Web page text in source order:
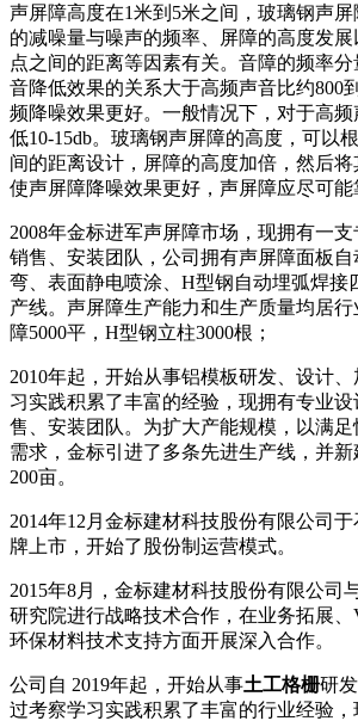
声屏障高度在1米到5米之间，玻璃钢声
的减噪量与噪声的频率、屏障的高度发
点之间的距离等因素有关。音障的频率
音降低效果的关系大于高频声音比约800
频降噪效果更好。一般情况下，对于高
低10-15db。玻璃钢声屏障的高度，可以
间的距离设计，屏障的高度加倍，然后将
使声屏障降噪效果更好，声屏障应尽可能
2008年金标进军声屏障市场，现拥有一支
销售、安装团队，公司拥有声屏障面板
弯、表面静电喷涂、H型钢自动埋弧焊接
产线。声屏障生产能力和生产质量均居
障5000平，H型钢立柱3000根；
2010年起，开始从事铝模板研发、设计
习实践积累了丰富的经验，现拥有专业
售、安装团队。为扩大产能规模，以满
需求，金标引进了多条先进生产线，并
200亩。
2014年12月金标建材科技股份有限公司
牌上市，开始了股份制运营模式。
2015年8月，金标建材科技股份有限公司
研究院进行战略技术合作，在业务拓展
环保材料技术支持方面开展深入合作。
公司自 2019年起，开始从事土工格栅研
过考察学习实践积累了丰富的行业经验